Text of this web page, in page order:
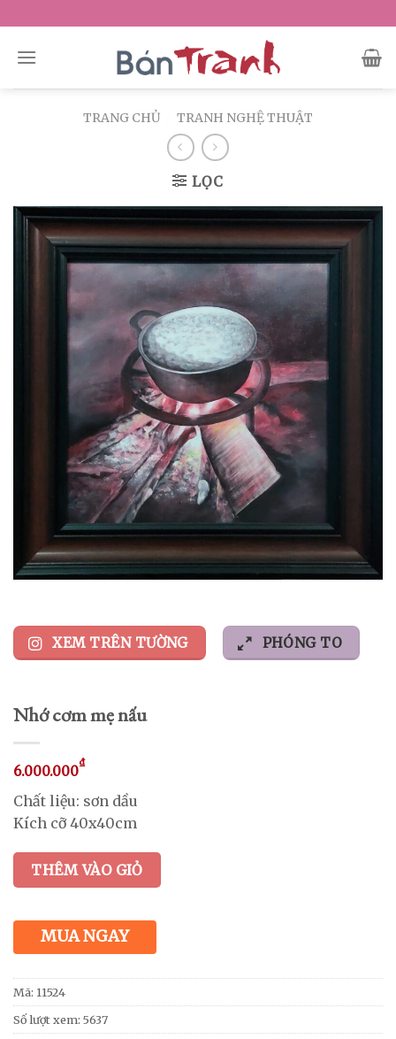
to
content
TRANG CHỦ TRANH NGHỆ THUẬT
LỌC
XEM TRÊN TƯỜNG PHÓNG TO
Nhớ cơm mẹ nấu
6.000.000₫
Chất liệu: sơn dầu
Kích cỡ 40x40cm
THÊM VÀO GIỎ
MUA NGAY
Mã: 11524
Số lượt xem: 5637